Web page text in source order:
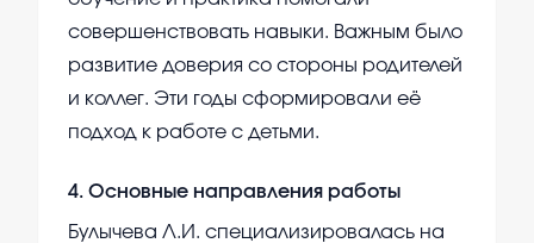
совершенствовать навыки. Важным было
развитие доверия со стороны родителей
и коллег. Эти годы сформировали её
подход к работе с детьми.
4. Основные направления работы
Булычева Л.И. специализировалась на